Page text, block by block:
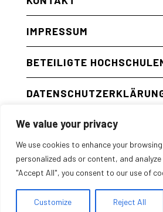
We value your privacy
We use cookies to enhance your
personalized ads or content, and
"Accept All", you consent to our use of
Customize Reject All
IMPRESSUM
BETEILIGTE
ENGLISH